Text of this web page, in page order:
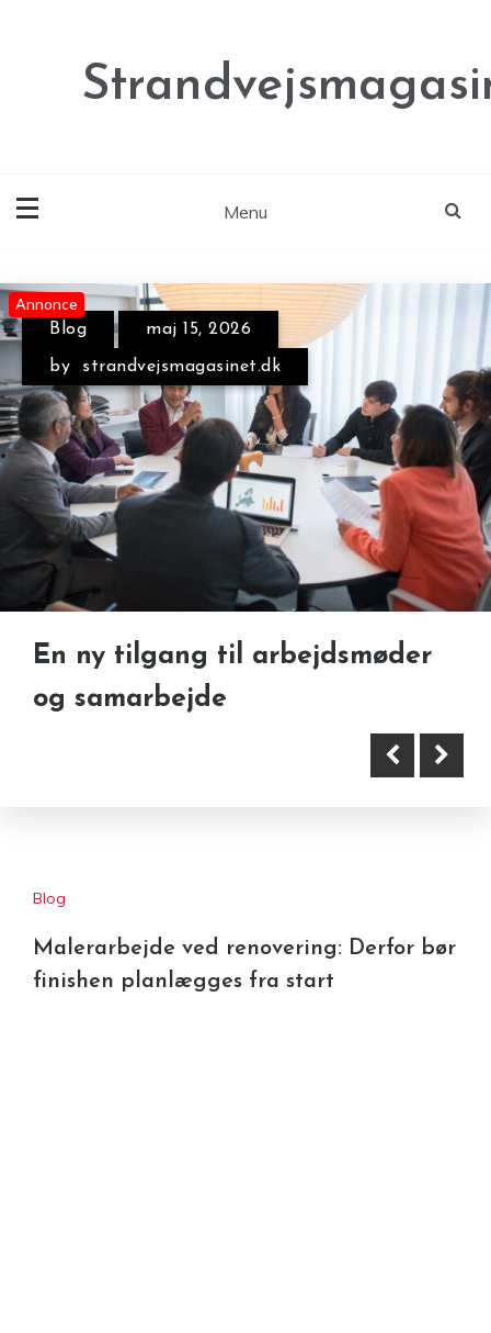
Menu
Blog maj 15, 2026
by strandvejsmagasinet.dk
Annonce
En ny tilgang til arbejdsmøder
og samarbejde
Annonce
Sælg defekt bil i stedet for at
Blog
Malerarbejde ved renovering: Derfor bør
finishen planlægges fra start